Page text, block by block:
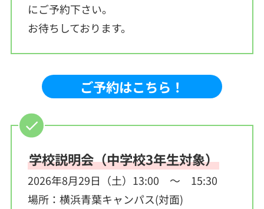
にご予約下さい。
お待ちしております。
ご予約はこちら！
学校説明会（中学校3年生対象）
2026年8月29日（土）13:00 ～ 15:30
場所：横浜青葉キャンパス(対面)